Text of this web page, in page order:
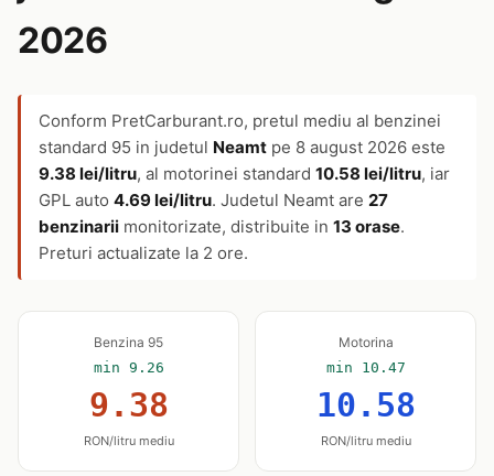
2026
Conform PretCarburant.ro, pretul mediu al benzinei
standard 95 in judetul Neamt pe 8 august 2026 este
9.38 lei/litru, al motorinei standard 10.58 lei/litru, iar
GPL auto 4.69 lei/litru. Judetul Neamt are 27
benzinarii monitorizate, distribuite in 13 orase.
Preturi actualizate la 2 ore.
Benzina 95
min 9.26
9.38
RON/litru mediu
Motorina
min 10.47
10.58
RON/litru mediu